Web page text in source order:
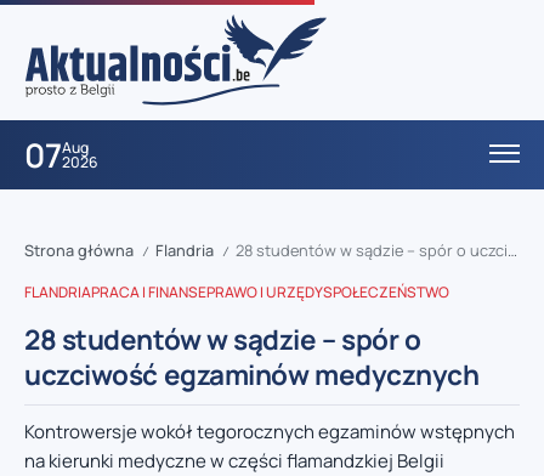
07Aug
2026
Strona główna / Flandria / 28 studentów w sądzie – spór o uczciwość egzaminów medycznych
FLANDRIAPRACA I FINANSEPRAWO I URZĘDYSPOŁECZEŃSTWO
28 studentów w sądzie – spór o
uczciwość egzaminów medycznych
Kontrowersje wokół tegorocznych egzaminów wstępnych
na kierunki medyczne w części flamandzkiej Belgii